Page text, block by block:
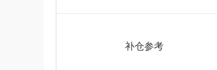
补仓参考